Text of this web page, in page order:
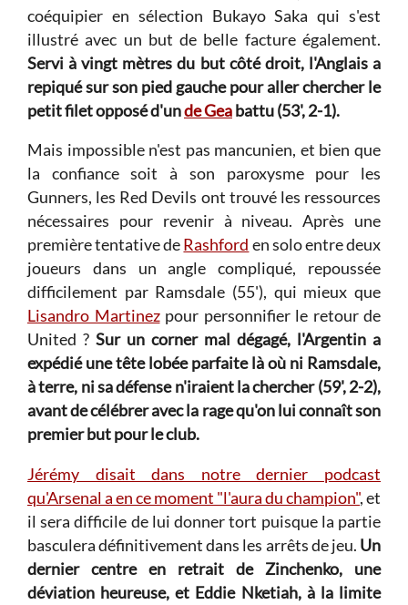
coéquipier en sélection Bukayo Saka qui s'est
illustré avec un but de belle facture également.
Servi à vingt mètres du but côté droit, l'Anglais a
repiqué sur son pied gauche pour aller chercher le
petit filet opposé d'unde Geabattu (53', 2-1).
Mais impossible n'est pas mancunien, et bien que
la confiance soit à son paroxysme pour les
Gunners, les Red Devils ont trouvé les ressources
nécessaires pour revenir à niveau. Après une
première tentative deRashford en solo entre deux
joueurs dans un angle compliqué, repoussée
difficilement par Ramsdale (55'), qui mieux que
Lisandro Martinezpour personnifier le retour de
United ? Sur un corner mal dégagé, l'Argentin a
expédié une tête lobée parfaite là où ni Ramsdale,
à terre, ni sa défense n'iraient la chercher (59', 2-2),
avant de célébrer avec la rage qu'on lui connaît son
premier but pour le club.
Jérémy disait dans notre dernier podcast
qu'Arsenal a en ce moment "l'aura du champion", et
il sera difficile de lui donner tort puisque la partie
basculera définitivement dans les arrêts de jeu. Un
dernier centre en retrait de Zinchenko, une
déviation heureuse, et Eddie Nketiah, à la limite